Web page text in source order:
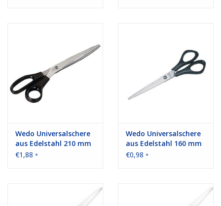
Wedo Universalschere
aus Edelstahl 210 mm
Farbe: schwarz
€1,88 *
Wedo Universalschere
aus Edelstahl 160 mm
Farbe: schwarz
€0,98 *